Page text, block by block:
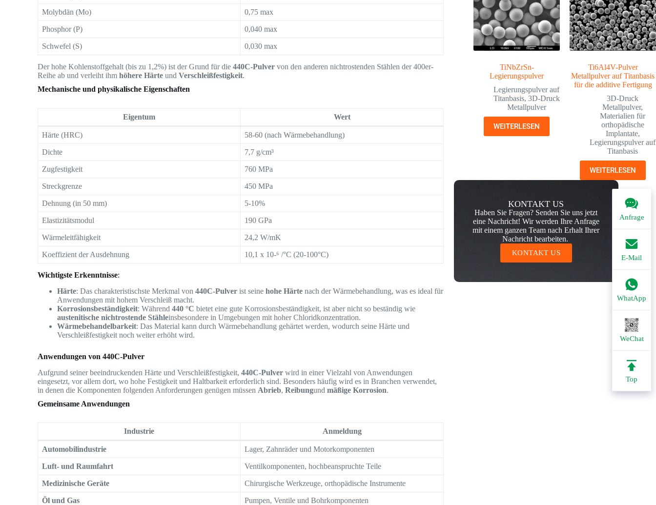
Anfrage
E-Mail
WhatApp
WeChat
Top
Molybdän (Mo) 0,75 max
Phosphor (P) 0,040 max
Schwefel (S) 0,030 max
Der hohe Kohlenstoffgehalt (bis zu 1,2%) ist der Grund für die440C-Pulver von den anderen nichtrostenden Stählen der 400er-
Reihe ab und verleiht ihmhöhere Härte undVerschleißfestigkeit.
Mechanische und physikalische Eigenschaften
Eigentum Wert
Härte (HRC) 58-60 (nach Wärmebehandlung)
Dichte 7,7 g/cm³
Zugfestigkeit 760 MPa
Streckgrenze 450 MPa
Dehnung (in 50 mm) 5-10%
Elastizitätsmodul 190 GPa
Wärmeleitfähigkeit 24,2 W/mK
Koeffizient der Ausdehnung 10,1 x 10-⁶ /°C (20-100°C)
Wichtigste Erkenntnisse:
Härte: Das charakteristischste Merkmal von440C-Pulver ist seinehohe Härte nach der Wärmebehandlung, was es ideal für
Anwendungen mit hohem Verschleiß macht.
Korrosionsbeständigkeit: Während440 °C bietet eine gute Korrosionsbeständigkeit, ist aber nicht so beständig wie
austenitische nichtrostende Stähleinsbesondere in Umgebungen mit hoher Chloridkonzentration.
Wärmebehandelbarkeit: Das Material kann durch Wärmebehandlung gehärtet werden, wodurch seine Härte und
Verschleißfestigkeit noch weiter erhöht wird.
Anwendungen von 440C-Pulver
Aufgrund seiner beeindruckenden Härte und Verschleißfestigkeit,440C-Pulver wird in einer Vielzahl von Anwendungen
eingesetzt, vor allem dort, wo hohe Festigkeit und Haltbarkeit erforderlich sind. Besonders häufig wird es in Branchen verwendet,
in denen die Komponenten folgenden Anforderungen genügen müssen Abrieb,Reibungundmäßige Korrosion.
Gemeinsame Anwendungen
Industrie Anmeldung
Automobilindustrie Lager, Zahnräder und Motorkomponenten
Luft- und Raumfahrt Ventilkomponenten, hochbeanspruchte Teile
Medizinische Geräte Chirurgische Werkzeuge, orthopädische Instrumente
Öl und Gas Pumpen, Ventile und Bohrkomponenten
TiNbZrSn-
Legierungspulver
Legierungspulver auf
Titanbasis, 3D-Druck
Metallpulver
WEITERLESEN
Ti6Al4V-Pulver
Metallpulver auf Titanbasis
für die additive Fertigung
3D-Druck
Metallpulver,
Materialien für
orthopädische
Implantate,
Legierungspulver auf
Titanbasis
WEITERLESEN
KONTAKT US
Haben Sie Fragen? Senden Sie uns jetzt
eine Nachricht! Wir werden Ihre Anfrage
mit einem ganzen Team nach Erhalt Ihrer
Nachricht bearbeiten.
KONTAKT US